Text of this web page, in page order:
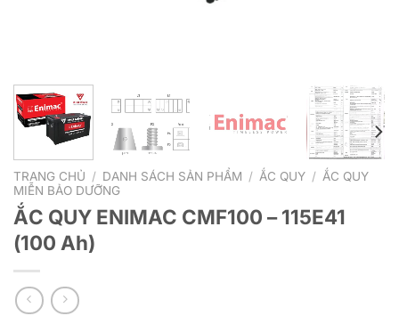
TRANG CHỦ / DANH SÁCH SẢN PHẨM / ẮC QUY / ẮC QUY
MIỄN BẢO DƯỠNG
ẮC QUY ENIMAC CMF100 – 115E41
(100 Ah)